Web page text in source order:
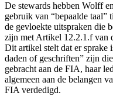
De stewards hebben Wolff
gebruik van “bepaalde taal”
de gevloekte uitspraken die
zijn met Artikel 12.2.1.f van
Dit artikel stelt dat er sprake
daden of geschriften” zijn
gebracht aan de FIA, haar
algemeen aan de belangen
FIA verdedigd.